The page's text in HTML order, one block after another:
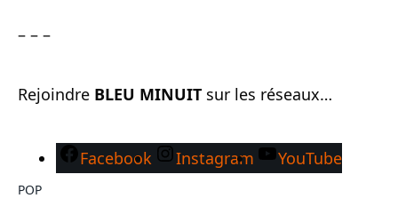
– – –
Rejoindre BLEU MINUIT sur les réseaux…
Facebook Instagram YouTube
POP